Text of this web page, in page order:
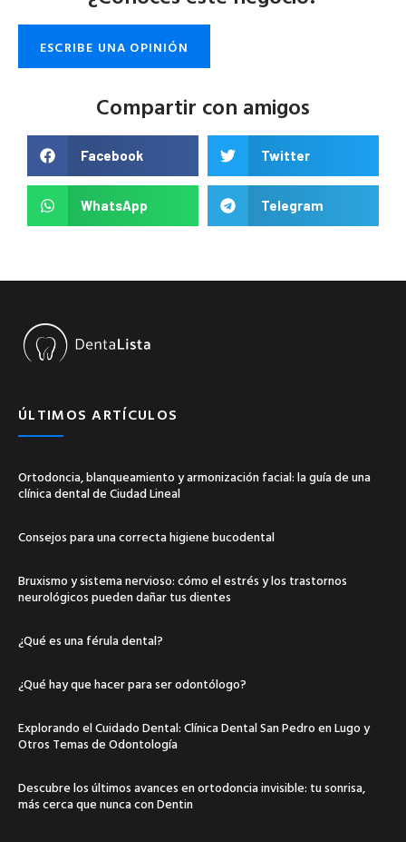
ESCRIBE UNA OPINIÓN
Compartir con amigos
Facebook Twitter
WhatsApp Telegram
ÚLTIMOS ARTÍCULOS
Ortodoncia, blanqueamiento y armonización facial: la guía de una
clínica dental de Ciudad Lineal
Consejos para una correcta higiene bucodental
Bruxismo y sistema nervioso: cómo el estrés y los trastornos
neurológicos pueden dañar tus dientes
¿Qué es una férula dental?
¿Qué hay que hacer para ser odontólogo?
Explorando el Cuidado Dental: Clínica Dental San Pedro en Lugo y
Otros Temas de Odontología
Descubre los últimos avances en ortodoncia invisible: tu sonrisa,
más cerca que nunca con Dentin